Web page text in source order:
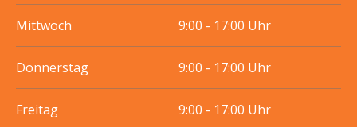
Mittwoch 9:00 - 17:00 Uhr
Donnerstag 9:00 - 17:00 Uhr
Freitag 9:00 - 17:00 Uhr